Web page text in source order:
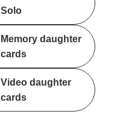
Solo
Memory daughter
cards
Video daughter
cards